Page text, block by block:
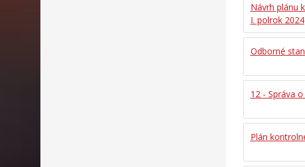
Návrh plánu
I. polrok 2024
Odborné
12 - Správa
Plán